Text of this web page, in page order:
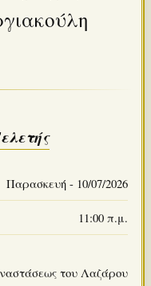
Παρασκευή - 10/07/2026
11:00 π.μ.
του Λαζάρου